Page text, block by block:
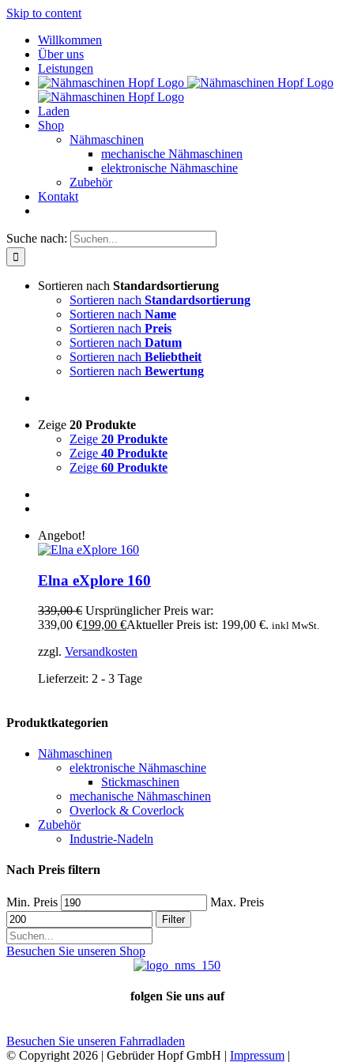
Skip to content
Willkommen
Über uns
Leistungen
Laden
Shop
Nähmaschinen
mechanische Nähmaschinen
elektronische Nähmaschine
Zubehör
Kontakt
Suche nach:
Sortieren nach Standardsortierung
Sortieren nach Standardsortierung
Sortieren nach Name
Sortieren nach Preis
Sortieren nach Datum
Sortieren nach Beliebtheit
Sortieren nach Bewertung
Zeige 20 Produkte
Zeige 20 Produkte
Zeige 40 Produkte
Zeige 60 Produkte
Angebot!
Elna eXplore 160
339,00€ Ursprünglicher Preis war:
339,00 €199,00 €Aktueller Preis ist: 199,00 €. inkl MwSt.
zzgl. Versandkosten
Lieferzeit: 2 - 3 Tage
Produktkategorien
Nähmaschinen
elektronische Nähmaschine
Stickmaschinen
mechanische Nähmaschinen
Overlock & Coverlock
Zubehör
Industrie-Nadeln
Nach Preis filtern
Min. Preis Max. Preis
Filter
Besuchen Sie unseren Shop
folgen Sie uns auf
Besuchen Sie unseren Fahrradladen
© Copyright 2026 | Gebrüder Hopf GmbH | Impressum |